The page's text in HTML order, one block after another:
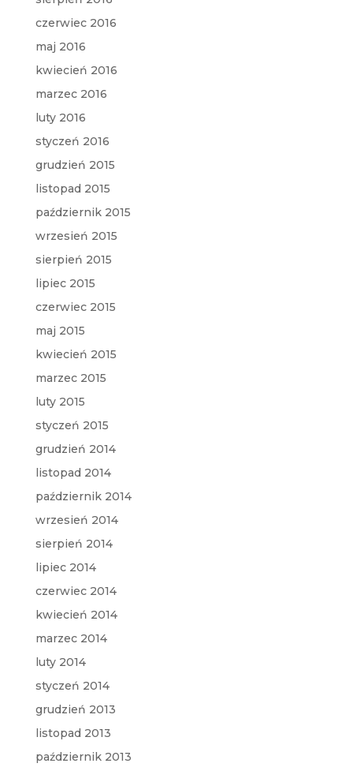
czerwiec 2016
maj 2016
kwiecień 2016
marzec 2016
luty 2016
styczeń 2016
grudzień 2015
listopad 2015
październik 2015
wrzesień 2015
sierpień 2015
lipiec 2015
czerwiec 2015
maj 2015
kwiecień 2015
marzec 2015
luty 2015
styczeń 2015
grudzień 2014
listopad 2014
październik 2014
wrzesień 2014
sierpień 2014
lipiec 2014
czerwiec 2014
kwiecień 2014
marzec 2014
luty 2014
styczeń 2014
grudzień 2013
listopad 2013
październik 2013